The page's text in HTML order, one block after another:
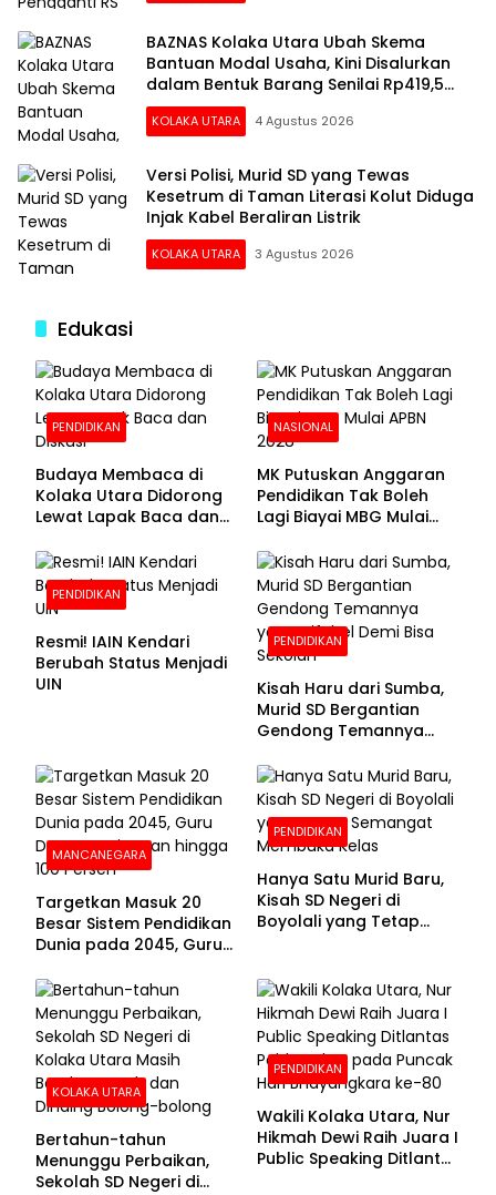
BAZNAS Kolaka Utara Ubah Skema
Bantuan Modal Usaha, Kini Disalurkan
dalam Bentuk Barang Senilai Rp419,5
Juta
KOLAKA UTARA 4 Agustus 2026
Versi Polisi, Murid SD yang Tewas
Kesetrum di Taman Literasi Kolut Diduga
Injak Kabel Beraliran Listrik
KOLAKA UTARA 3 Agustus 2026
Edukasi
PENDIDIKAN
Budaya Membaca di
Kolaka Utara Didorong
Lewat Lapak Baca dan
NASIONAL
MK Putuskan Anggaran
Pendidikan Tak Boleh
Lagi Biayai MBG Mulai
PENDIDIKAN
Resmi! IAIN Kendari
Berubah Status Menjadi
UIN
PENDIDIKAN
Kisah Haru dari Sumba,
Murid SD Bergantian
Gendong Temannya
Sekolah
MANCANEGARA
Targetkan Masuk 20
Besar Sistem Pendidikan
Dunia pada 2045, Guru
100 Persen
PENDIDIKAN
Hanya Satu Murid Baru,
Kisah SD Negeri di
Boyolali yang Tetap
KOLAKA UTARA
Bertahun-tahun
Menunggu Perbaikan,
Sekolah SD Negeri di
PENDIDIKAN
Wakili Kolaka Utara, Nur
Hikmah Dewi Raih Juara I
Public Speaking Ditlantas